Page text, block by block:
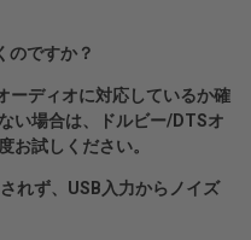
のですか？
ーディオに対応しているか確
い場合は、ドルビー/DTSオ
お試しください。
れず、USB入力からノイズ